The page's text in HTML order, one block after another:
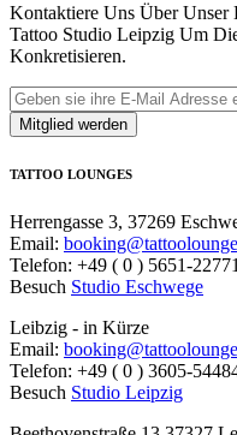
Kontaktiere Uns Über Unser
Tattoo Studio Leipzig Um
Konkretisieren.
TATTOO LOUNGES
Herrengasse 3, 37269
Email:
Telefon: +49 ( 0 ) 5651-
Besuch Studio Eschwege
Leibzig - in Kürze
Email:
Telefon: +49 ( 0 ) 3605-
Besuch Studio Leipzig